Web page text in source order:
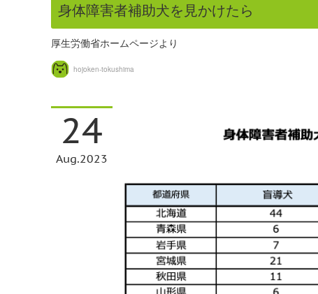
身体障害者補助犬を見かけたら
厚生労働省ホームページより
hojoken-tokushima
24
Aug 2023